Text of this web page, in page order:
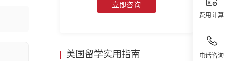
费用计算
电话咨询
立即咨询
美国留学实用指南